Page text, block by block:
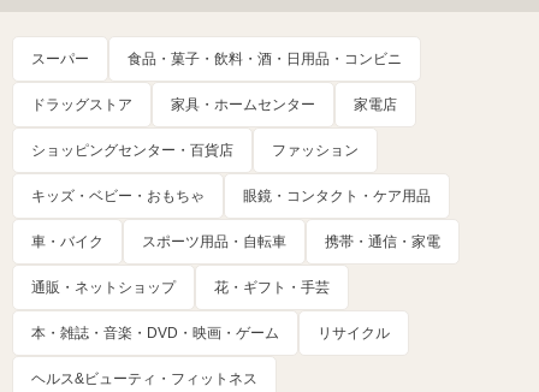
スーパー 食品・菓子・飲料・酒・日用品・コンビニ
ドラッグストア 家具・ホームセンター 家電店
ショッピングセンター・百貨店 ファッション
キッズ・ベビー・おもちゃ 眼鏡・コンタクト・ケア用品
車・バイク スポーツ用品・自転車 携帯・通信・家電
通販・ネットショップ 花・ギフト・手芸
本・雑誌・音楽・DVD・映画・ゲーム リサイクル
ヘルス&ビューティ・フィットネス